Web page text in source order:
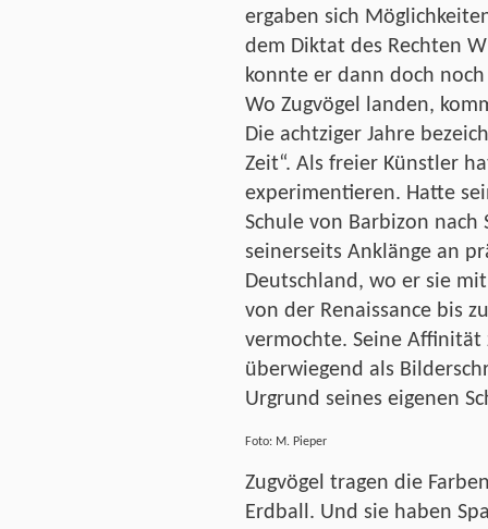
ergaben sich
dem Diktat des Rechten
konnte er dann doch
Wo Zugvögel landen,
Die achtziger Jahre
Zeit“. Als freier Künstler
experimentieren. Hatte
Schule von Barbizon
seinerseits Anklänge an
Deutschland, wo er sie
von der Renaissance bis
vermochte. Seine Affinität
überwiegend als
Urgrund seines eigenen
Foto: M. Pieper
Zugvögel tragen die
Erdball. Und sie haben